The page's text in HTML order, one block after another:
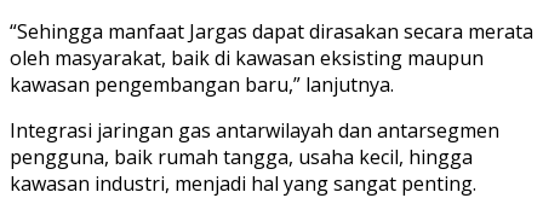
“Sehingga manfaat Jargas dapat dirasakan secara merata
oleh masyarakat, baik di kawasan eksisting maupun
kawasan pengembangan baru,” lanjutnya.
Integrasi jaringan gas antarwilayah dan antarsegmen
pengguna, baik rumah tangga, usaha kecil, hingga
kawasan industri, menjadi hal yang sangat penting.